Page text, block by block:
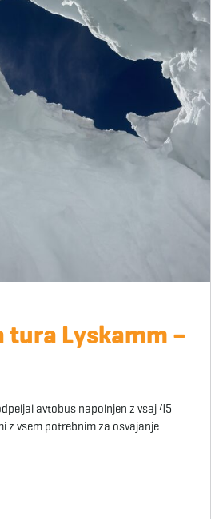
tura Lyskamm –
avtobus napolnjen z vsaj 45
z vsem potrebnim za osvajanje